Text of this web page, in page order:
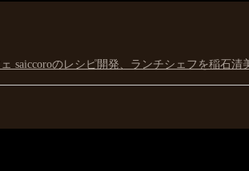
saiccoroのレシピ開発、ランチシェフを稲石清